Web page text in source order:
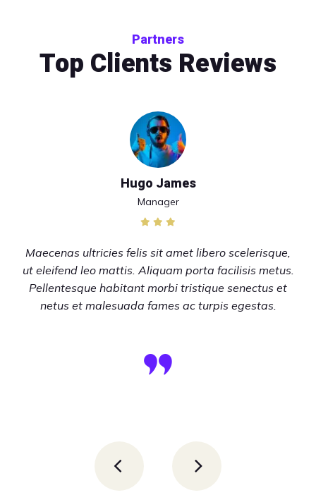
Partners
Top Clients Reviews
Hugo James
Manager
Maecenas ultricies felis sit amet libero scelerisque,
ut eleifend leo mattis. Aliquam porta facilisis metus.
Pellentesque habitant morbi tristique senectus et
netus et malesuada fames ac turpis egestas.